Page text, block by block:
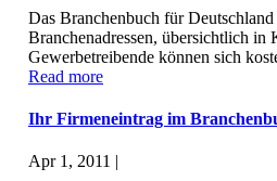
Das Branchenbuch für
Branchenadressen, übersichtlich in
Gewerbetreibende können sich
Read more
Ihr Firmeneintrag im
Apr 1, 2011 |